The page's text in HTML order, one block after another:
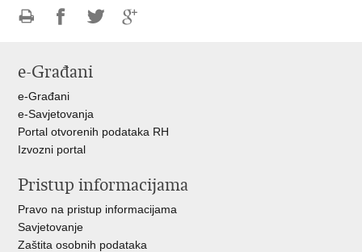
FacebookuTwitteru
e-Građani
e-Građani
e-Savjetovanja
Portal otvorenih podataka RH
Izvozni portal
Pristup informacijama
Pravo na pristup informacijama
Savjetovanje
Zaštita osobnih podataka